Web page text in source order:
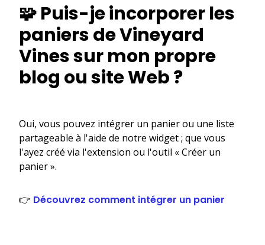
🧩 Puis-je incorporer les
paniers de Vineyard
Vines sur mon propre
blog ou site Web ?
Oui, vous pouvez intégrer un panier ou une liste
partageable à l'aide de notre widget ; que vous
l'ayez créé via l'extension ou l'outil « Créer un
panier ».
👉 Découvrez comment intégrer un panier